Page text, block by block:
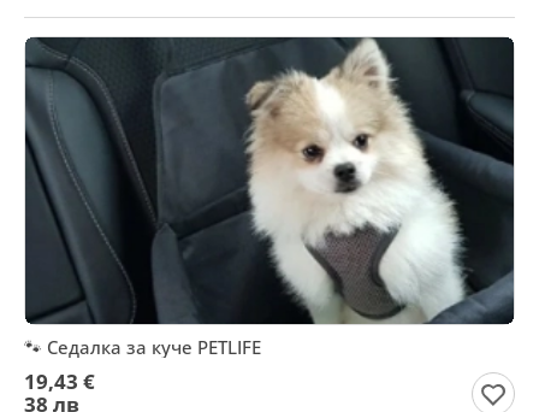
🐾 Седалка за куче PETLIFE
19,43 €
38 лв